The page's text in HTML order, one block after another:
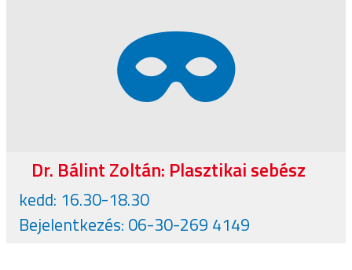
Dr. Bálint Zoltán: Plasztikai sebész
kedd: 16.30-18.30
Bejelentkezés: 06-30-269 4149